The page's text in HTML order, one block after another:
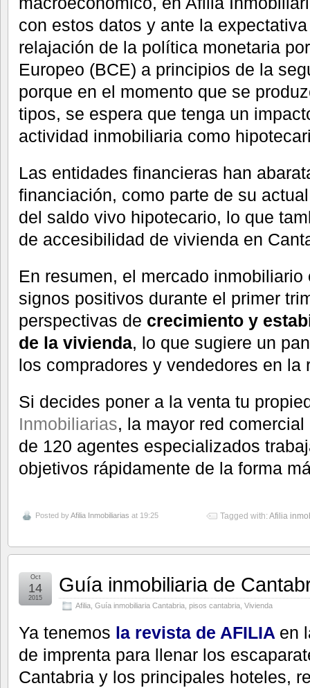
con estos datos y ante la
relajación de la política monetaria
Europeo (BCE) a principios de la
porque en el momento que se
tipos, se espera que tenga un
actividad inmobiliaria como
Las entidades financieras han
financiación, como parte de su
del saldo vivo hipotecario, lo que
de accesibilidad de vivienda en
En resumen, el mercado
signos positivos durante el primer
perspectivas de crecimiento y
de la vivienda, lo que sugiere un
los compradores y vendedores en la
Si decides poner a la venta tu
Inmobiliarias, la mayor red
de 120 agentes especializados
objetivos rápidamente de la forma
Posted byAfilia Inmobiliarias at 19:25 Tagged with: Afilia
Guía inmobiliaria de
Afilia Guía inmobiliaria Cantabria pisos cantabria Vivienda
Oct
14
2015
Ya tenemos la revista de AFILIA en
de imprenta para llenar los
Cantabria y los principales hoteles,